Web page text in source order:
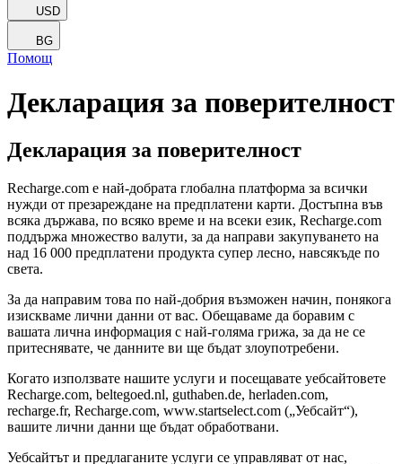
USD
BG
Помощ
Декларация за поверителност
Декларация за поверителност
Recharge.com е най-добрата глобална платформа за всички
нужди от презареждане на предплатени карти. Достъпна във
всяка държава, по всяко време и на всеки език, Recharge.com
поддържа множество валути, за да направи закупуването на
над 16 000 предплатени продукта супер лесно, навсякъде по
света.
За да направим това по най-добрия възможен начин, понякога
изискваме лични данни от вас. Обещаваме да боравим с
вашата лична информация с най-голяма грижа, за да не се
притеснявате, че данните ви ще бъдат злоупотребени.
Когато използвате нашите услуги и посещавате уебсайтовете
Recharge.com, beltegoed.nl, guthaben.de, herladen.com,
recharge.fr, Recharge.com, www.startselect.com („Уебсайт“),
вашите лични данни ще бъдат обработвани.
Уебсайтът и предлаганите услуги се управляват от нас,